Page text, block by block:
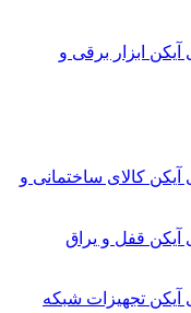
ابزار برقی و
کالای ساختمانی و
قفل و یراق
تجهیزات شبکه